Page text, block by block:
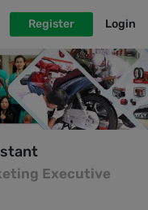
Register Login
Executive